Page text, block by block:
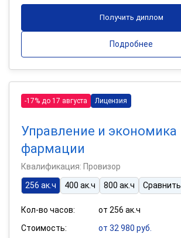
Получить диплом
Подробнее
-17% до 17 августа Лицензия
Управление и экономика
фармации
Квалификация: Провизор
256 ак.ч
400 ак.ч 800 ак.ч Сравнить
Кол-во часов:
от 256 ак.ч
Стоимость:
от 32 980 руб.